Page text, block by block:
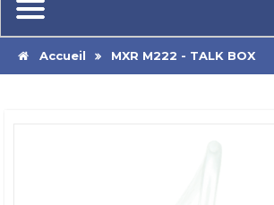
Accueil MXR M222 - TALK BOX